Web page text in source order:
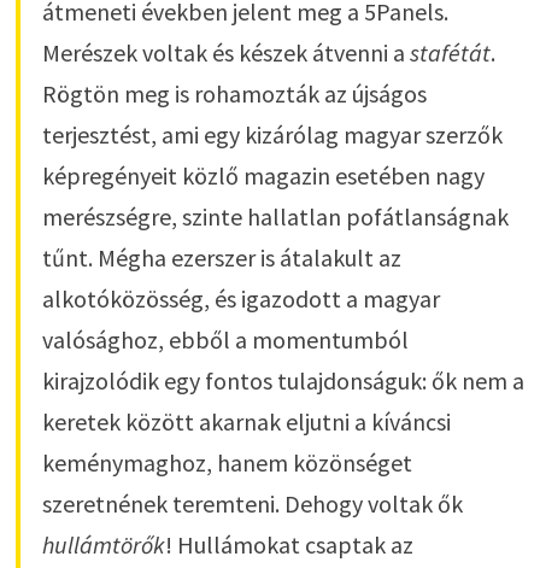
átmeneti években jelent meg a 5Panels.
Merészek voltak és készek átvenni a stafétát.
Rögtön meg is rohamozták az újságos
terjesztést, ami egy kizárólag magyar szerzők
képregényeit közlő magazin esetében nagy
merészségre, szinte hallatlan pofátlanságnak
tűnt. Mégha ezerszer is átalakult az
alkotóközösség, és igazodott a magyar
valósághoz, ebből a momentumból
kirajzolódik egy fontos tulajdonságuk: ők nem a
keretek között akarnak eljutni a kíváncsi
keménymaghoz, hanem közönséget
szeretnének teremteni. Dehogy voltak ők
hullámtörők! Hullámokat csaptak az